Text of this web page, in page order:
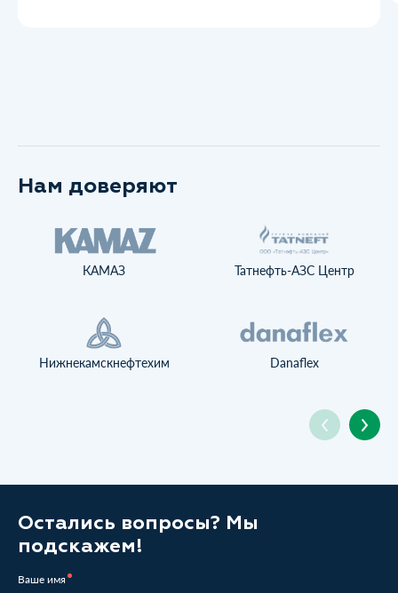
Нам доверяют
КАМАЗ Татнефть-АЗС Центр
Нижнекамскнефтехим Danaflex
Остались вопросы? Мы
подскажем!
Ваше имя